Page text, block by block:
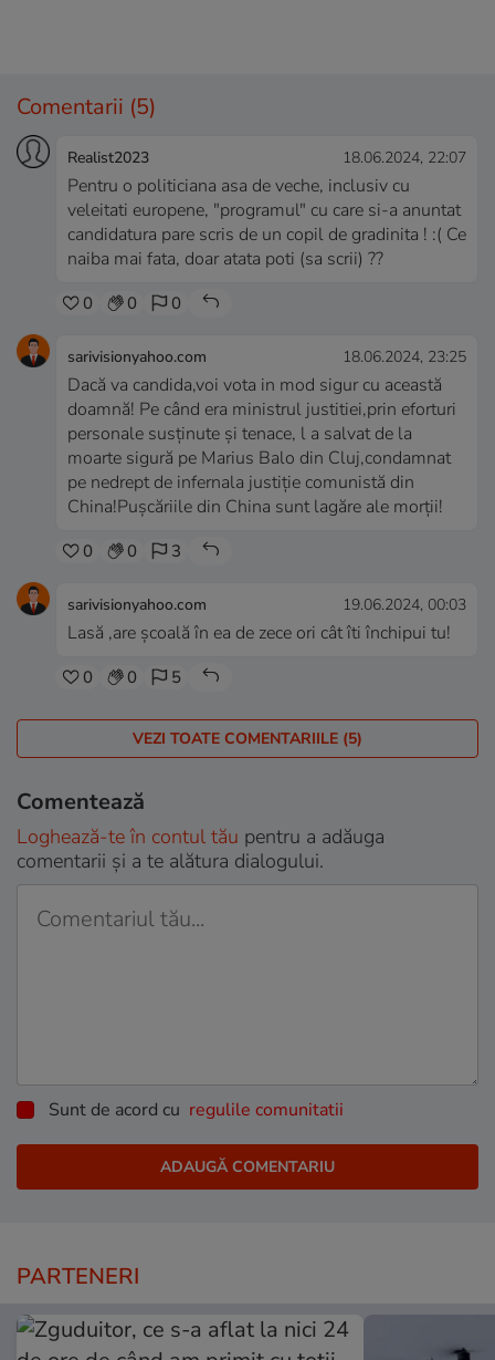
Comentarii (5)
Realist2023 18.06.2024, 22:07
Pentru o politiciana asa de veche, inclusiv cu
veleitati europene, "programul" cu care si-a anuntat
candidatura pare scris de un copil de gradinita ! :( Ce
naiba mai fata, doar atata poti (sa scrii) ??
0 0 0
sarivisionyahoo.com 18.06.2024, 23:25
Dacă va candida,voi vota in mod sigur cu această
doamnă! Pe când era ministrul justitiei,prin eforturi
personale susținute și tenace, l a salvat de la
moarte sigură pe Marius Balo din Cluj,condamnat
pe nedrept de infernala justiție comunistă din
China!Pușcăriile din China sunt lagăre ale morții!
0 0 3
sarivisionyahoo.com 19.06.2024, 00:03
Lasă ,are școală în ea de zece ori cât îti închipui tu!
0 0 5
VEZI TOATE COMENTARIILE (5)
Comentează
Loghează-te în contul tău pentru a adăuga
comentarii și a te alătura dialogului.
Sunt de acord cu regulile comunitatii
PARTENERI